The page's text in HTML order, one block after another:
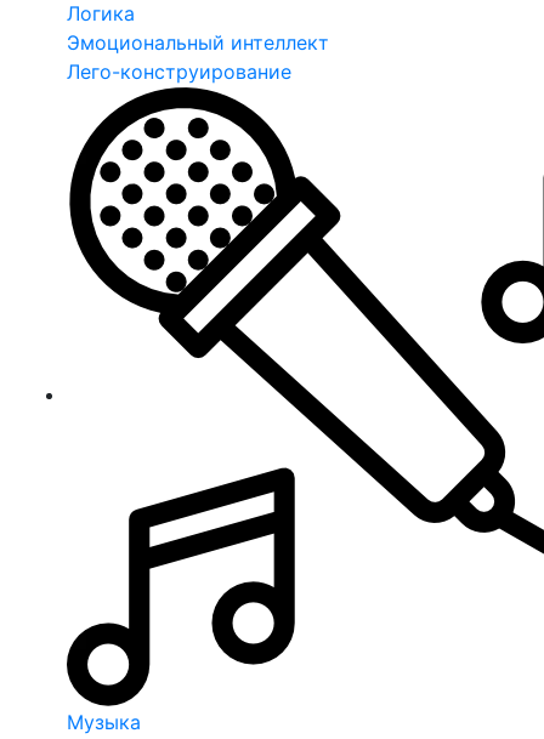
Логика
Эмоциональный интеллект
Лего-конструирование
Музыка